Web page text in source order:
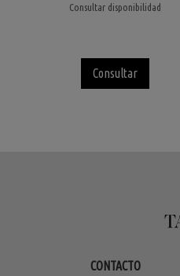
Consultar disponibilidad
Consultar
CONTACTO